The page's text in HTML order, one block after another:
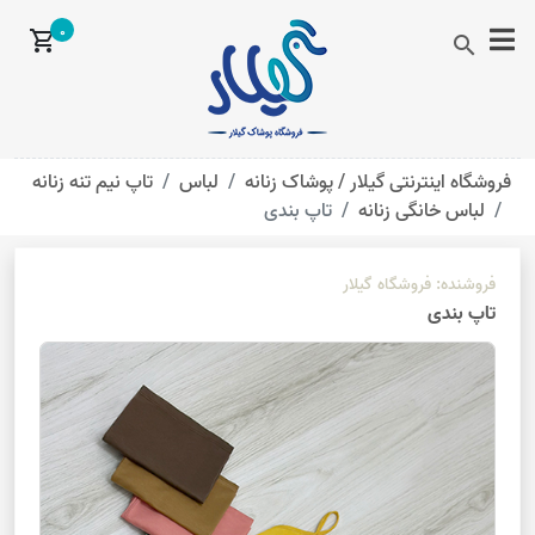
search
shopping_cart0
فروشگاه اینترنتی گیلار /پوشاک زنانه لباس
تاپ نیم تنه زنانه
لباس خانگی زنانه
تاپ بندی
فروشنده: فروشگاه گیلار
تاپ بندی